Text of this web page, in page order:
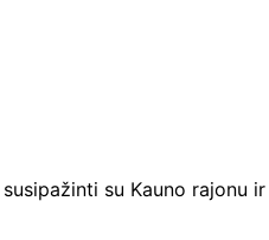
su Kauno rajonu